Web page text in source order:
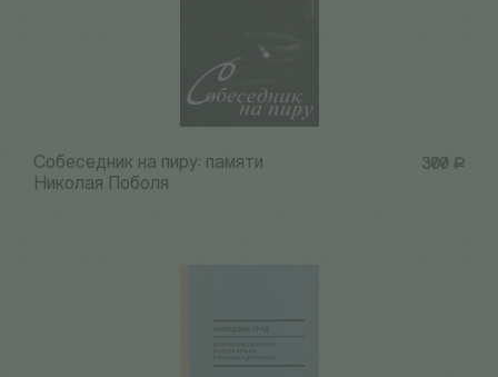
300 Р
Собеседник на пиру: памяти
Николая Поболя